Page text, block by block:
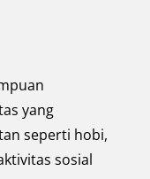
yang
seperti hobi,
sosial